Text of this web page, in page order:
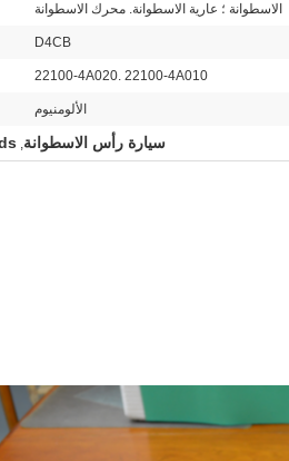
الاسطوانة ؛ عارية الاسطوانة. محرك الاسطوانة
D4CB
22100-4A020. 22100-4A010
الألومنيوم
سيارة رأس الاسطوانة,